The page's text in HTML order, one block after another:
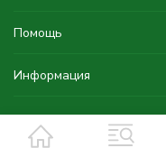
Помощь
Информация